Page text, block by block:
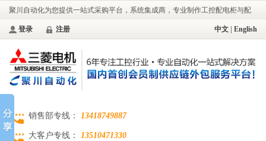
聚川自动化为您提供一站式采购平台，系统集成商，专业制作工控配电柜与配
电工程。
登录 注册 中文 English
销售部专线： 13418749887
大客户专线： 13510471330